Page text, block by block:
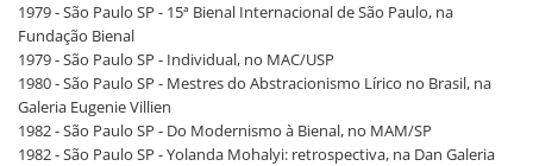
1979 - São Paulo SP - 15ª Bienal Internacional de São Paulo, na
Fundação Bienal
1979 - São Paulo SP - Individual, no MAC/USP
1980 - São Paulo SP - Mestres do Abstracionismo Lírico no Brasil, na
Galeria Eugenie Villien
1982 - São Paulo SP - Do Modernismo à Bienal, no MAM/SP
1982 - São Paulo SP - Yolanda Mohalyi: retrospectiva, na Dan Galeria